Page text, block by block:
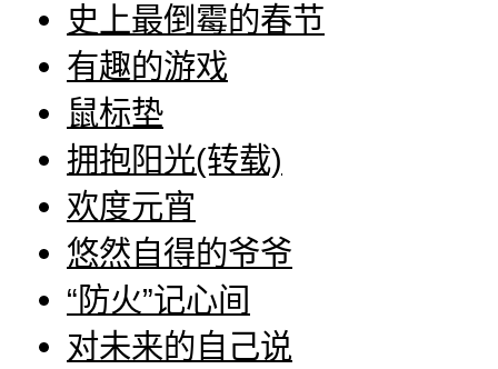
史上最倒霉的春节
有趣的游戏
鼠标垫
拥抱阳光(转载)
欢度元宵
悠然自得的爷爷
“防火”记心间
对未来的自己说